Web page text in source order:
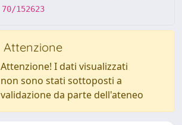
70/152623
Attenzione
Attenzione! I dati visualizzati
non sono stati sottoposti a
validazione da parte dell'ateneo